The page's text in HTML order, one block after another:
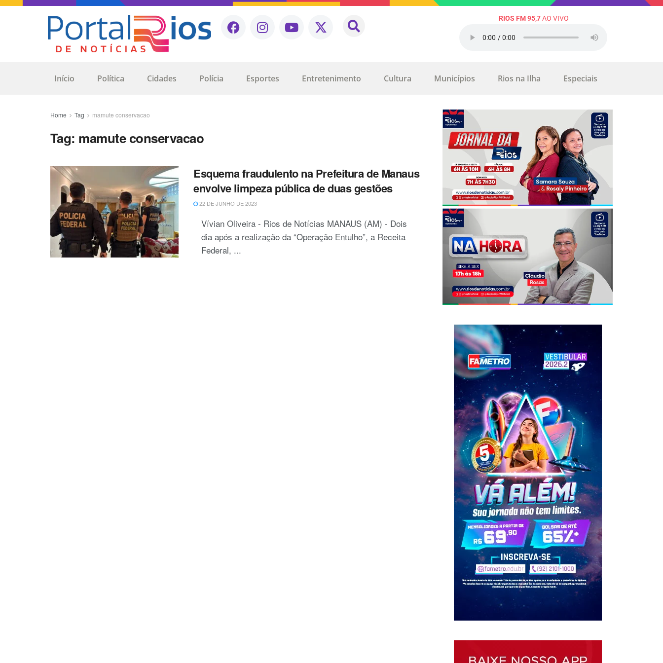
RIOS FM 95,7AO VIVO
Início Política Cidades Polícia Esportes Entretenimento Cultura Municípios Rios na Ilha Especiais
Home Tag mamute conservacao
Tag: mamute conservacao
Esquema fraudulento na Prefeitura de Manaus
envolve limpeza pública de duas gestões
22 DE JUNHO DE 2023
Vívian Oliveira - Rios de Notícias MANAUS (AM) - Dois
dia após a realização da “Operação Entulho”, a Receita
Federal, ...